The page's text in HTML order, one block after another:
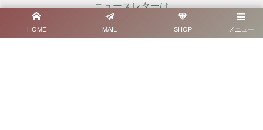
メニュー
HOME MAIL SHOP
ニュースレターは
月1～2回程度の配信予定です。